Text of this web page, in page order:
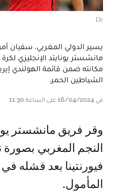
Dr
يسير الدولي المغربي، سفيان
مانشستر يونايتد الإنجليزي
مكانته ضمن قائمة الهولندي
الشياطين الحمر.
في 16/04/2024 على الساعة 11:30
وقر فريق مانشستر يونايتد عدم شراء عقد
النجم المغربي بصورة
فيورنتينا بعد فشله
المأمول.